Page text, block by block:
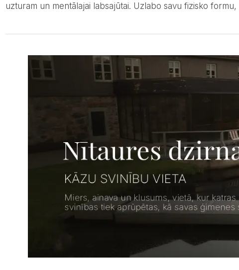
uzturam un mentālajai labsajūtai. Uzlabo savu fizisko